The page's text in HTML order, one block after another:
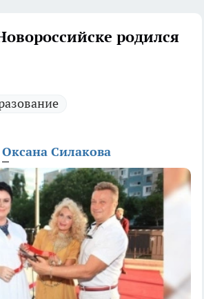
родился
Оксана Силакова